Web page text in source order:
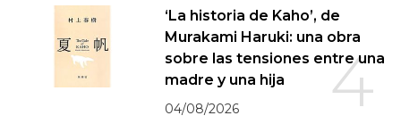
4
‘La historia de Kaho’, de
Murakami Haruki: una obra
sobre las tensiones entre una
madre y una hija
04/08/2026